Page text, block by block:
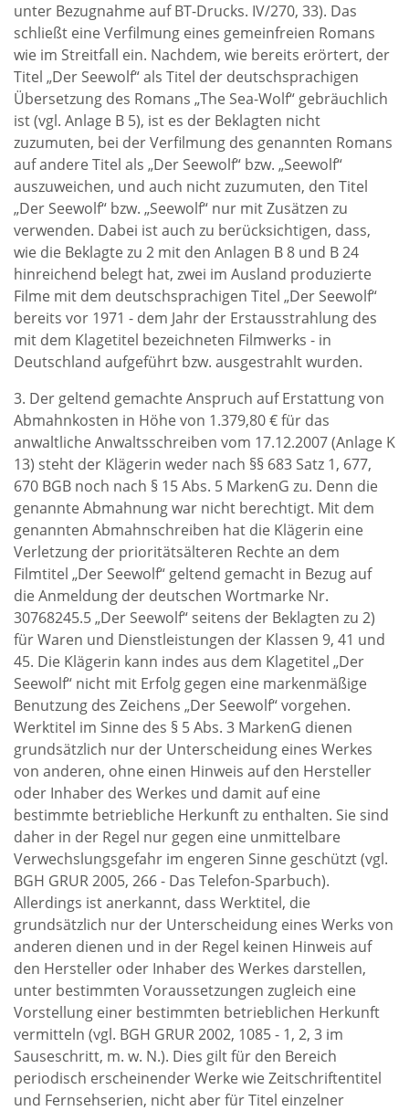
unter Bezugnahme auf BT-Drucks. IV/270, 33). Das
schließt eine Verfilmung eines gemeinfreien Romans
wie im Streitfall ein. Nachdem, wie bereits erörtert, der
Titel „Der Seewolf“ als Titel der deutschsprachigen
Übersetzung des Romans „The Sea-Wolf“ gebräuchlich
ist (vgl. Anlage B 5), ist es der Beklagten nicht
zuzumuten, bei der Verfilmung des genannten Romans
auf andere Titel als „Der Seewolf“ bzw. „Seewolf“
auszuweichen, und auch nicht zuzumuten, den Titel
„Der Seewolf“ bzw. „Seewolf“ nur mit Zusätzen zu
verwenden. Dabei ist auch zu berücksichtigen, dass,
wie die Beklagte zu 2 mit den Anlagen B 8 und B 24
hinreichend belegt hat, zwei im Ausland produzierte
Filme mit dem deutschsprachigen Titel „Der Seewolf“
bereits vor 1971 - dem Jahr der Erstausstrahlung des
mit dem Klagetitel bezeichneten Filmwerks - in
Deutschland aufgeführt bzw. ausgestrahlt wurden.
3. Der geltend gemachte Anspruch auf Erstattung von
Abmahnkosten in Höhe von 1.379,80 € für das
anwaltliche Anwaltsschreiben vom 17.12.2007 (Anlage K
13) steht der Klägerin weder nach §§ 683 Satz 1, 677,
670 BGB noch nach § 15 Abs. 5 MarkenG zu. Denn die
genannte Abmahnung war nicht berechtigt. Mit dem
genannten Abmahnschreiben hat die Klägerin eine
Verletzung der prioritätsälteren Rechte an dem
Filmtitel „Der Seewolf“ geltend gemacht in Bezug auf
die Anmeldung der deutschen Wortmarke Nr.
30768245.5 „Der Seewolf“ seitens der Beklagten zu 2)
für Waren und Dienstleistungen der Klassen 9, 41 und
45. Die Klägerin kann indes aus dem Klagetitel „Der
Seewolf“ nicht mit Erfolg gegen eine markenmäßige
Benutzung des Zeichens „Der Seewolf“ vorgehen.
Werktitel im Sinne des § 5 Abs. 3 MarkenG dienen
grundsätzlich nur der Unterscheidung eines Werkes
von anderen, ohne einen Hinweis auf den Hersteller
oder Inhaber des Werkes und damit auf eine
bestimmte betriebliche Herkunft zu enthalten. Sie sind
daher in der Regel nur gegen eine unmittelbare
Verwechslungsgefahr im engeren Sinne geschützt (vgl.
BGH GRUR 2005, 266 - Das Telefon-Sparbuch).
Allerdings ist anerkannt, dass Werktitel, die
grundsätzlich nur der Unterscheidung eines Werks von
anderen dienen und in der Regel keinen Hinweis auf
den Hersteller oder Inhaber des Werkes darstellen,
unter bestimmten Voraussetzungen zugleich eine
Vorstellung einer bestimmten betrieblichen Herkunft
vermitteln (vgl. BGH GRUR 2002, 1085 - 1, 2, 3 im
Sauseschritt, m. w. N.). Dies gilt für den Bereich
periodisch erscheinender Werke wie Zeitschriftentitel
und Fernsehserien, nicht aber für Titel einzelner